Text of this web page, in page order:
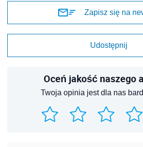
Zapisz się na
Udostępnij
Oceń jakość naszego
Twoja opinia jest dla nas